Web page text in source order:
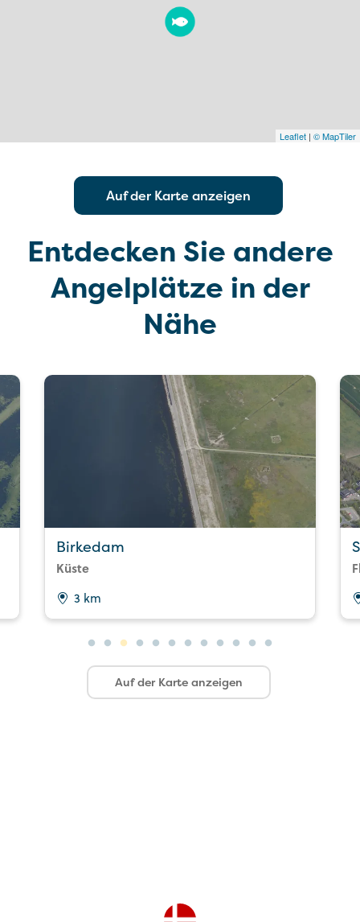
Leaflet | © MapTiler
Auf der Karte anzeigen
Entdecken Sie andere
Angelplätze in der
Nähe
Birkedam
Küste
3 km
Auf der Karte anzeigen